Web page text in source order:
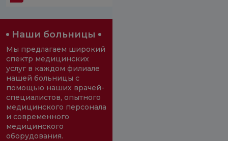
Наши больницы
Мы предлагаем широкий
спектр медицинских
услуг в каждом филиале
нашей больницы с
помощью наших врачей-
специалистов, опытного
медицинского персонала
и современного
медицинского
оборудования.